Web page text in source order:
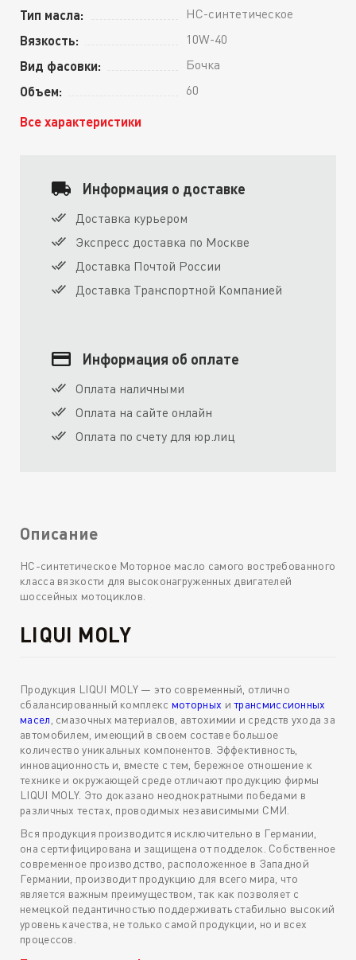
Тип масла: HC-синтетическое
Вязкость: 10W-40
Вид фасовки: Бочка
Объем: 60
Все характеристики
Информация о доставке
Доставка курьером
Экспресс доставка по Москве
Доставка Почтой России
Доставка Транспортной Компанией
Информация об оплате
Оплата наличными
Оплата на сайте онлайн
Оплата по счету для юр.лиц
Описание
НС-синтетическое Моторное масло самого востребованного
класса вязкости для высоконагруженных двигателей
шоссейных мотоциклов.
LIQUI MOLY
Продукция LIQUI MOLY — это современный, отлично
сбалансированный комплекс моторных итрансмиссионных
масел , смазочных материалов, автохимии и средств ухода за
автомобилем, имеющий в своем составе большое
количество уникальных компонентов. Эффективность,
инновационность и, вместе с тем, бережное отношение к
технике и окружающей среде отличают продукцию фирмы
LIQUI MOLY. Это доказано неоднократными победами в
различных тестах, проводимых независимыми СМИ.
Вся продукция производится исключительно в Германии,
она сертифицирована и защищена от подделок. Собственное
современное производство, расположенное в Западной
Германии, производит продукцию для всего мира, что
является важным преимуществом, так как позволяет с
немецкой педантичностью поддерживать стабильно высокий
уровень качества, не только самой продукции, но и всех
процессов.